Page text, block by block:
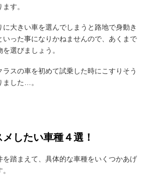
す。
大きい車を選んでしまうと路地で身動き
いった事になりかねませんので、あくまで
選びましょう。
スの車を初めて試乗した時にこすりそう
ました…。
したい車種４選！
を踏まえて、具体的な車種をいくつかあげ